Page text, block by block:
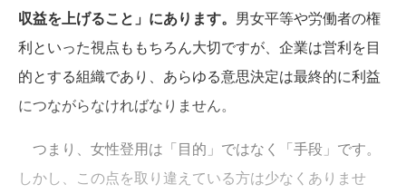
収益を上げること」にあります。 男女平等や労働者の権
利といった視点ももちろん大切ですが、企業は営利を目
的とする組織であり、あらゆる意思決定は最終的に利益
につながらなければなりません。
つまり、女性登用は「目的」ではなく「手段」です。
しかし、この点を取り違えている方は少なくありませ